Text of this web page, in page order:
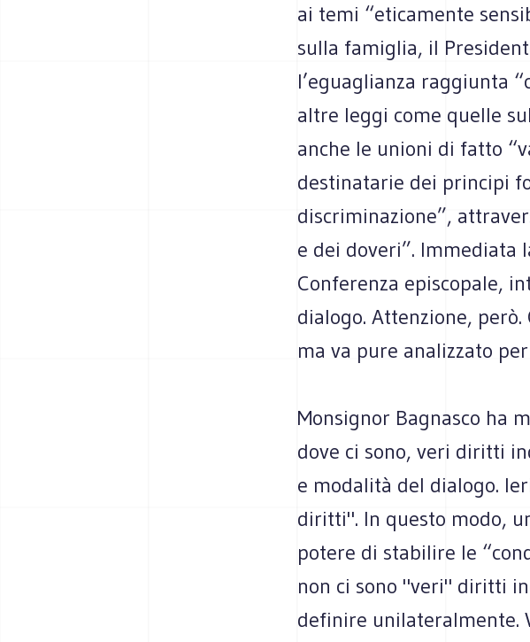
ai temi “eticamente
sulla famiglia, il
l’eguaglianza raggiunta
altre leggi come quelle
anche le unioni di fatto
destinatarie dei principi
discriminazione”,
e dei doveri”. Immediata
Conferenza episcopale,
dialogo. Attenzione,
ma va pure analizzato
Monsignor Bagnasco ha
dove ci sono, veri diritti
e modalità del dialogo.
diritti". In questo modo,
potere di stabilire le
non ci sono "veri" diritti
definire unilateralmente.